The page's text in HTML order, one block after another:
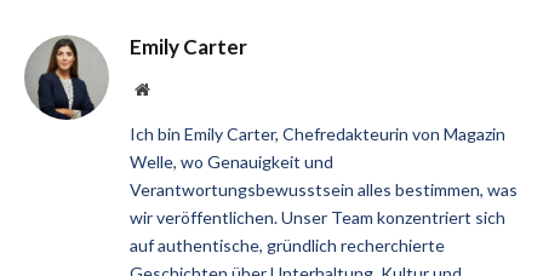
Emily Carter
Website
Ich bin Emily Carter, Chefredakteurin von Magazin
Welle, wo Genauigkeit und
Verantwortungsbewusstsein alles bestimmen, was
wir veröffentlichen. Unser Team konzentriert sich
auf authentische, gründlich recherchierte